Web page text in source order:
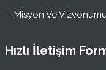
- Misyon Ve
Hızlı İletişim